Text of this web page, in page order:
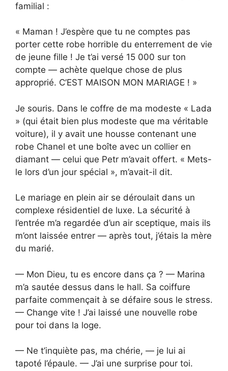
familial :
« Maman ! J’espère que tu ne comptes pas
porter cette robe horrible du enterrement de vie
de jeune fille ! Je t’ai versé 15 000 sur ton
compte — achète quelque chose de plus
approprié. C’EST MAISON MON MARIAGE ! »
Je souris. Dans le coffre de ma modeste « Lada
» (qui était bien plus modeste que ma véritable
voiture), il y avait une housse contenant une
robe Chanel et une boîte avec un collier en
diamant — celui que Petr m’avait offert. « Mets-
le lors d’un jour spécial », m’avait-il dit.
Le mariage en plein air se déroulait dans un
complexe résidentiel de luxe. La sécurité à
l’entrée m’a regardée d’un air sceptique, mais ils
m’ont laissée entrer — après tout, j’étais la mère
du marié.
— Mon Dieu, tu es encore dans ça ? — Marina
m’a sautée dessus dans le hall. Sa coiffure
parfaite commençait à se défaire sous le stress.
— Change vite ! J’ai laissé une nouvelle robe
pour toi dans la loge.
— Ne t’inquiète pas, ma chérie, — je lui ai
tapoté l’épaule. — J’ai une surprise pour toi.